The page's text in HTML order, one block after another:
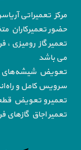
مرکز تعمیراتی
حضور تعمیرکاران
تعمیر گاز رومیزی ،
می باشد
تعویض شیشه‌های
سرویس کامل و
تعمیرو تعویض
تعمیر اجاق گاز‌های